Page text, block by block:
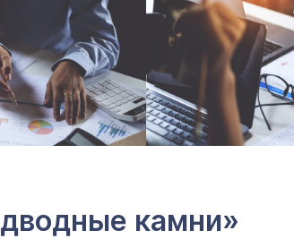
камни»